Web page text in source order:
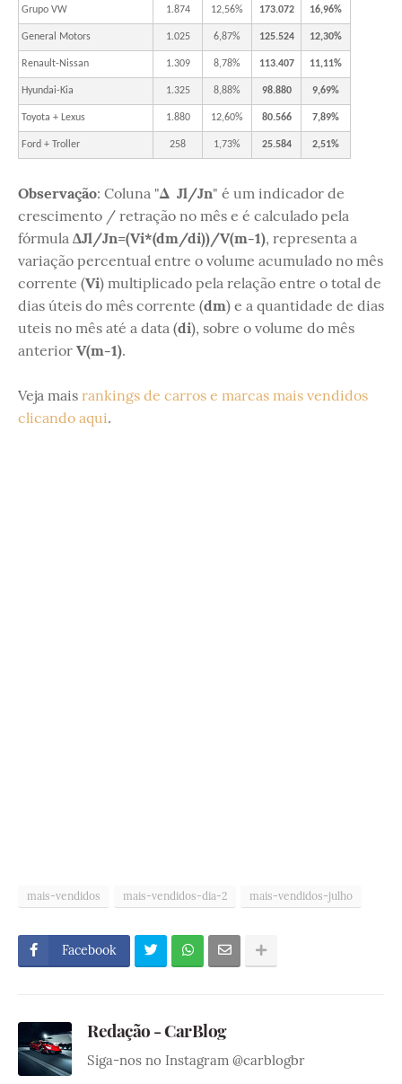
Grupo VW 1.874 12,56% 173.072 16,96%
General Motors 1.025 6,87% 125.524 12,30%
Renault-Nissan 1.309 8,78% 113.407 11,11%
Hyundai-Kia 1.325 8,88% 98.880 9,69%
Toyota + Lexus 1.880 12,60% 80.566 7,89%
Ford + Troller 258 1,73% 25.584 2,51%
Observação: Coluna "Δ Jl/Jn" é um indicador de
crescimento / retração no mês e é calculado pela
fórmula ∆Jl/Jn=(Vi*(dm/di))/V(m-1), representa a
variação percentual entre o volume acumulado no mês
corrente (Vi) multiplicado pela relação entre o total de
dias úteis do mês corrente (dm) e a quantidade de dias
uteis no mês até a data (di), sobre o volume do mês
anterior V(m-1).
Veja mais rankings de carros e marcas mais vendidos
clicando aqui.
mais-vendidos mais-vendidos-dia-2 mais-vendidos-julho
Facebook
Redação - CarBlog
Siga-nos no Instagram @carblogbr